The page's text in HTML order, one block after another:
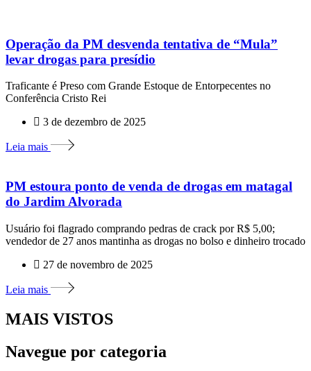
Operação da PM desvenda tentativa de “Mula”
levar drogas para presídio
Traficante é Preso com Grande Estoque de Entorpecentes no
Conferência Cristo Rei
3 de dezembro de 2025
Leia mais
PM estoura ponto de venda de drogas em matagal
do Jardim Alvorada
Usuário foi flagrado comprando pedras de crack por R$ 5,00;
vendedor de 27 anos mantinha as drogas no bolso e dinheiro trocado
27 de novembro de 2025
Leia mais
MAIS VISTOS
Navegue por categoria